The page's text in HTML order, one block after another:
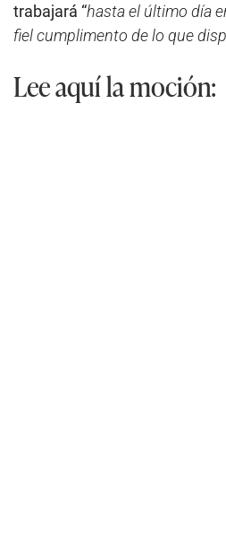
trabajará “hasta el último día
fiel cumplimento de lo que
Lee aquí la moción: